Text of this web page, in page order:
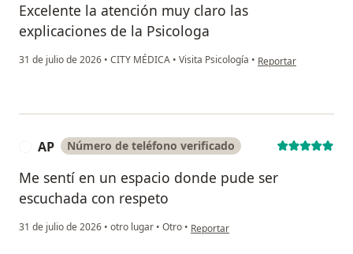
Excelente la atención muy claro las
explicaciones de la Psicologa
31 de julio de 2026 • CITY MÉDICA • Visita Psicología • en opinión del
Reportar
AP Número de teléfono verificado
Me sentí en un espacio donde pude ser
escuchada con respeto
31 de julio de 2026 • otro lugar • Otro • en opinión del usuario AP
Reportar